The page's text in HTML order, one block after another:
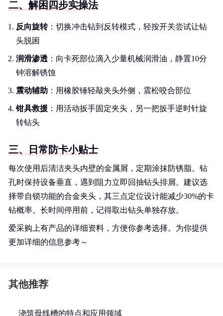
二、解困四步实操法
反向旋转：切换冲击钻到反转模式，轻按开关尝试让钻
头脱困
润滑渗透 ：向卡死部位滴入少量机械润滑油，静置10分
钟溶解锈蚀
震动辅助 ：用橡胶锤轻敲夹头外侧，震松咬合部位
钳具救援 ：用活动扳手固定夹头，另一把扳手逆时针旋
转钻头
三、日常防卡小贴士
每次使用后清洁夹头内壁的金属屑，定期涂抹防锈脂。钻
孔时保持设备垂直，遇到阻力立即回抽钻头排屑。建议选
择带自锁功能的合金夹头，其三点定位设计能减少30%的卡
钻概率。长时间停用前，记得取出钻头单独存放。
爱采购上有产品的详细资料，方便你参考选择。为你提供
更加详细的信息参考～
其他推荐
浇筑母线槽的特点和应用领域